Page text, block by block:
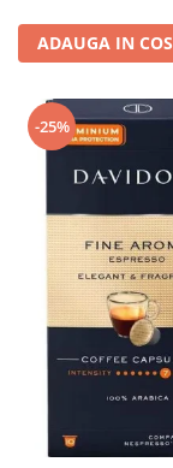
ADAUGA IN COS
-25%